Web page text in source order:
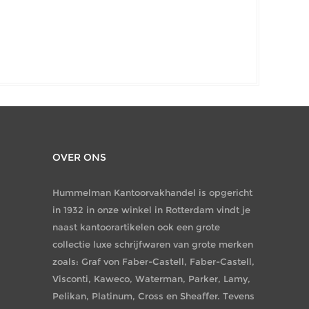
OVER ONS
Hummelman Kantoorvakhandel is opgericht
in 1932 in onze winkel in Rotterdam vindt je
naast kantoorartikelen ook een grote
collectie luxe schrijfwaren van grote merken
zoals: Graf von Faber-Castell, Faber-Castell,
Visconti, Kaweco, Waterman, Parker, Lamy,
Pelikan, Platinum, Cross en Sheaffer. Tevens